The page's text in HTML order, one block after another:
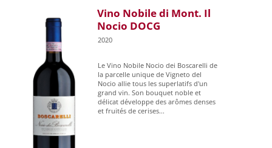
Vino Nobile di Mont. Il
Nocio DOCG
2020
Le Vino Nobile Nocio dei Boscarelli de
la parcelle unique de Vigneto del
Nocio allie tous les superlatifs d'un
grand vin. Son bouquet noble et
délicat développe des arômes denses
et fruités de cerises...